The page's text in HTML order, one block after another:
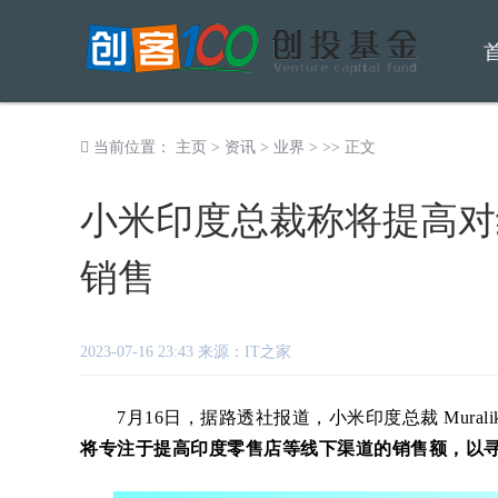
当前位置： 主页 > 资讯 > 业界 > >> 正文
小米印度总裁称将提高
销售
2023-07-16 23:43 来源：IT之家
7月16日，据路透社报道，小米印度总裁
将专注于提高印度零售店等线下渠道的销售额，以